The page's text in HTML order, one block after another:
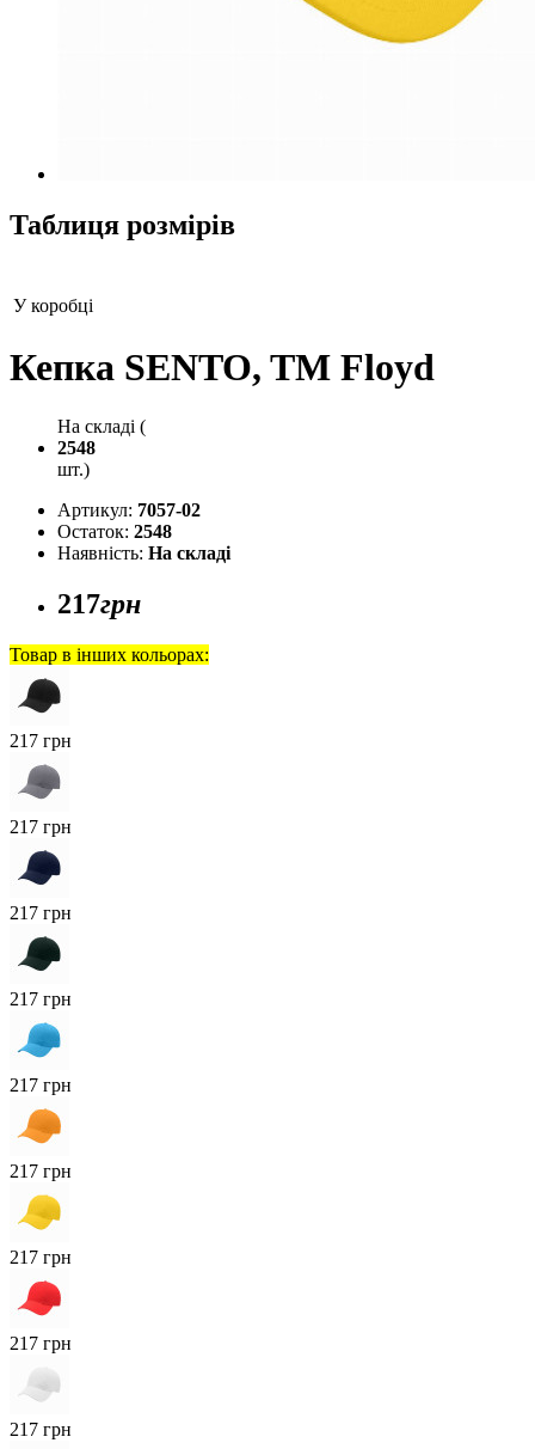
Таблиця розмірів
У коробці
Кепка SENTO, TM Floyd
На складі (
2548
шт.)
Артикул: 7057-02
Остаток: 2548
Наявність: На складі
217грн
Товар в інших кольорах:
217 грн
217 грн
217 грн
217 грн
217 грн
217 грн
217 грн
217 грн
217 грн